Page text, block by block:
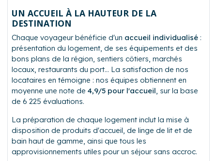
UN ACCUEIL À LA HAUTEUR DE LA
DESTINATION
Chaque voyageur bénéficie d'un accueil individualisé :
présentation du logement, de ses équipements et des
bons plans de la région, sentiers côtiers, marchés
locaux, restaurants du port… La satisfaction de nos
locataires en témoigne : nos équipes obtiennent en
moyenne une note de 4,9/5 pour l'accueil, sur la base
de 6 225 évaluations.
La préparation de chaque logement inclut la mise à
disposition de produits d'accueil, de linge de lit et de
bain haut de gamme, ainsi que tous les
approvisionnements utiles pour un séjour sans accroc.